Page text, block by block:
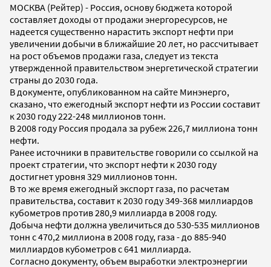
МОСКВА (Рейтер) - Россия, основу бюджета которой
составляет доходы от продажи энергоресурсов, не
надеется существенно нарастить экспорт нефти при
увеличении добычи в ближайшие 20 лет, но рассчитывает
на рост объемов продажи газа, следует из текста
утвержденной правительством энергетической стратегии
страны до 2030 года.
В документе, опубликованном на сайте Минэнерго,
сказано, что ежегодный экспорт нефти из России составит
к 2030 году 222-248 миллионов тонн.
В 2008 году Россия продала за рубеж 226,7 миллиона тонн
нефти.
Ранее источники в правительстве говорили со ссылкой на
проект стратегии, что экспорт нефти к 2030 году
достигнет уровня 329 миллионов тонн.
В то же время ежегодный экспорт газа, по расчетам
правительства, составит к 2030 году 349-368 миллиардов
кубометров против 280,9 миллиарда в 2008 году.
Добыча нефти должна увеличиться до 530-535 миллионов
тонн с 470,2 миллиона в 2008 году, газа - до 885-940
миллиардов кубометров с 641 миллиарда.
Согласно документу, объем выработки электроэнергии